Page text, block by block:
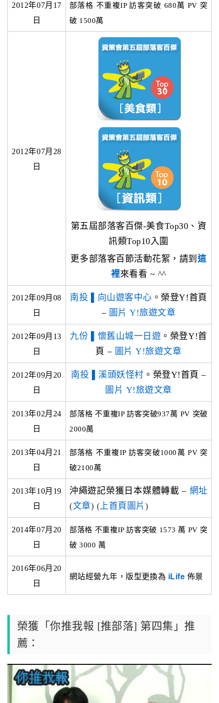
2012年07月17
日
部落格 不重複IP 訪客突破 680萬 PV 突
破 1500萬
2012年07月28
日
第五屆部落客百傑-美食Top30、資
訊類Top10入圍
更多部落客百節活動花絮，請到 這
裡來看看 ~ ^^
2012年09月08
日
南投 ▌向山遊客中心 。榮登Y!首頁
– 圖片 Y!旅遊文章
2012年09月13
日
九份 ▌懷舊山城一日遊 。榮登Y!首
頁 – 圖片 Y!旅遊文章
2012年09月20
日
南投 ▌溪頭妖怪村 。榮登Y!首頁 –
圖片 Y!旅遊文章
2013年02月24
日
部落格 不重複IP 訪客突破937萬 PV 突破
2000萬
2013年04月21
日
部落格 不重複IP 訪客突破1000萬 PV 突
破2100萬
2013年10月19
日
沖繩遊記榮獲日本媒體轉載 – 網址
(文章) ( 上首頁圖片 )
2014年07月20
日
部落格 不重複IP 訪客突破 1573 萬 PV 突
破 3000 萬
2016年06月20
日
網站經營九年，版型更換為 iLife 佈景
榮獲「你推我報 [推部落] 第四集」推
薦：